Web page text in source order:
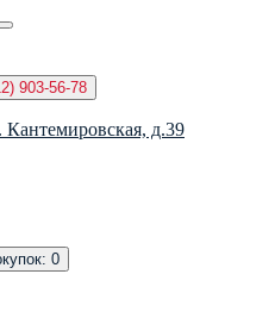
903-56-78
Кантемировская, д.39
0